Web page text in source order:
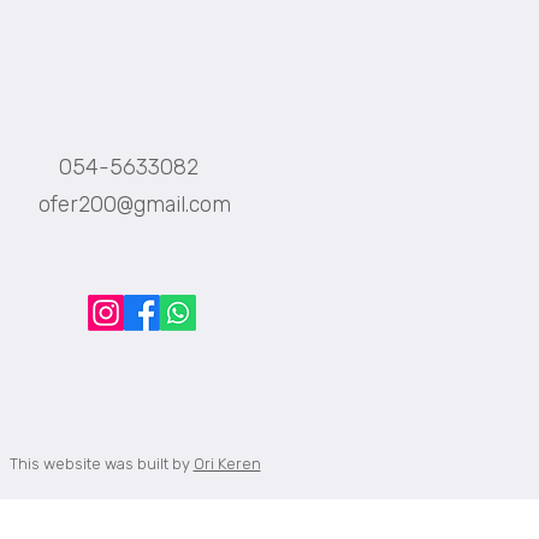
איך אני נפרד? על גבריות
054-5633082
ofer200@gmail.com
This website was built by Ori Keren